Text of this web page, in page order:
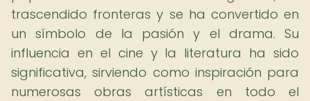
trascendido fronteras y se ha convertido en
un símbolo de la pasión y el drama. Su
influencia en el cine y la literatura ha sido
significativa, sirviendo como inspiración para
numerosas obras artísticas en todo el